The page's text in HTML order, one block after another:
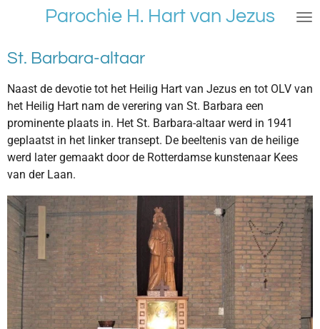
naar
de
hoofdinhoud
Parochie H. Hart van Jezus
St. Barbara-altaar
Naast de devotie tot het Heilig Hart van Jezus en tot OLV van
het Heilig Hart nam de verering van St. Barbara een
prominente plaats in. Het St. Barbara-altaar werd in 1941
geplaatst in het linker transept. De beeltenis van de heilige
werd later gemaakt door de Rotterdamse kunstenaar Kees
van der Laan.